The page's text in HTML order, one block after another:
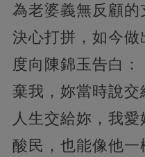
為老婆義無反顧
決心打拼，如今
度向陳錦玉告白
棄我，妳當時說
人生交給妳，我
酸民，也能像他